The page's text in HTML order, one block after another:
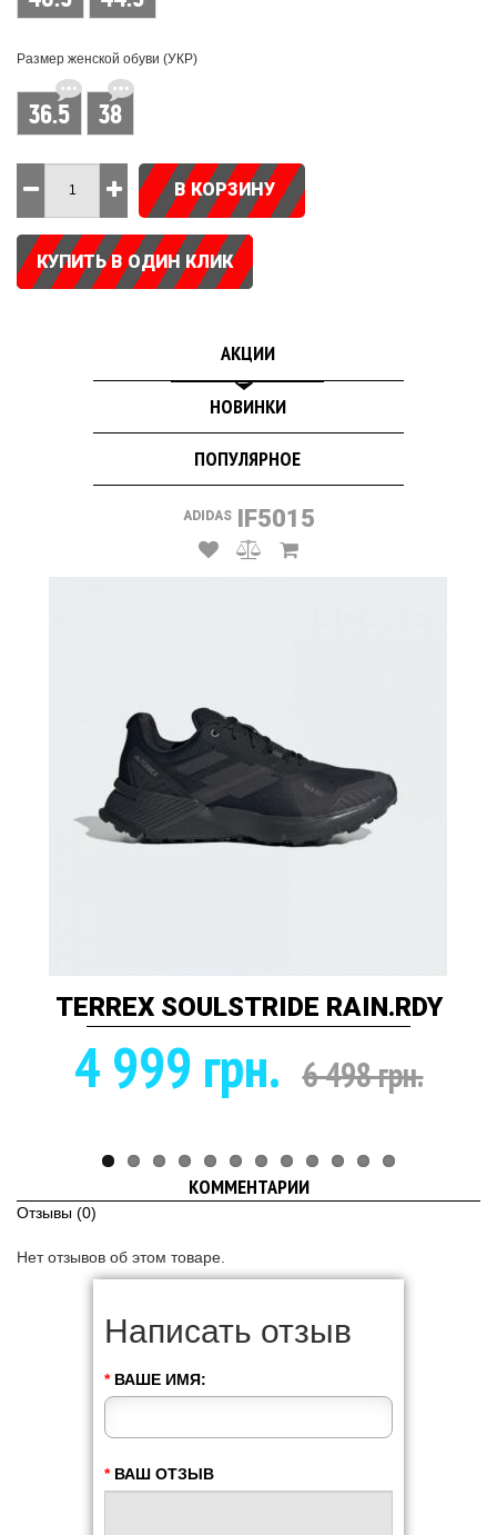
Размер женской обуви (УКР)
36.5 38
В КОРЗИНУ
КУПИТЬ В ОДИН КЛИК
АКЦИИ
НОВИНКИ
ПОПУЛЯРНОЕ
ADIDAS IF5015
TERREX SOULSTRIDE RAIN.RDY
4 999 грн. 6 498 грн.
КОММЕНТАРИИ
Отзывы (0)
Нет отзывов об этом товаре.
Написать отзыв
ВАШЕ ИМЯ:
ВАШ ОТЗЫВ